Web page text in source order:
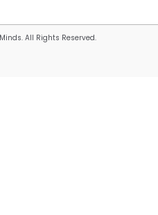
All Rights Reserved.